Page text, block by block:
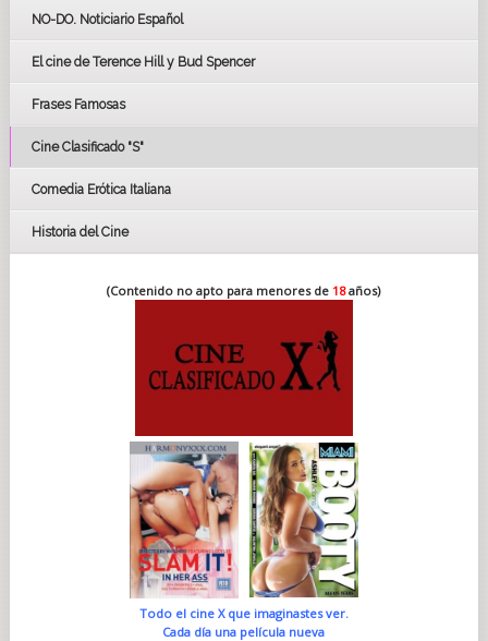
GOYAS
BAFTA
NO-DO. Noticiario Español
El cine de Terence Hill y Bud Spencer
Frases Famosas
Cine Clasificado "S"
Comedia Erótica Italiana
Historia del Cine
(Contenido no apto para menores de 18años)
Todo el cine X que imaginastes ver.
Cada día una película nueva